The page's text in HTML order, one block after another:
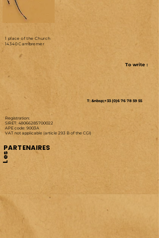
1 place of the Church
14340 Cambremer
To write :
Registration:
SIRET: 48066285700022
APE code: 9003A
VAT not applicable (article 293 B of the CGI)
T: &nbsp;+33 (0)6 76 78 59 55
Les
PARTENAIRES